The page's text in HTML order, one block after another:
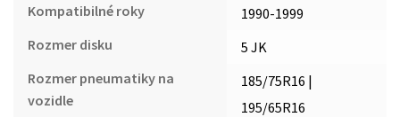
Kompatibilné roky
1990-1999
Rozmer disku
5 JK
Rozmer pneumatiky na
vozidle
185/75R16 |
195/65R16